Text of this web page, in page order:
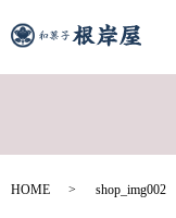
HOME shop_img002